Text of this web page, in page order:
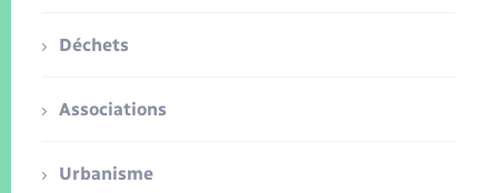
Déchets
Associations
Urbanisme